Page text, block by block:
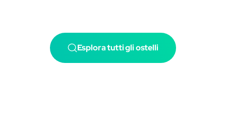
Esplora tutti gli ostelli